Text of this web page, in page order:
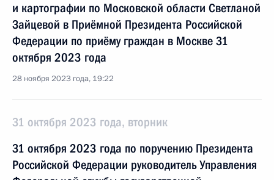
и картографии по Московской области Светланой
Зайцевой в Приёмной Президента Российской
Федерации по приёму граждан в Москве 31
октября 2023 года
28 ноября 2023 года, 19:22
31 октября 2023 года, вторник
31 октября 2023 года по поручению Президента
Российской Федерации руководитель Управления